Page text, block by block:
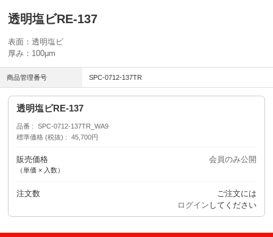
透明塩ビRE-137
表面：透明塩ビ
厚み：100μm
商品管理番号 SPC-0712-137TR
透明塩ビRE-137
品番
SPC-0712-137TR_WA9
標準価格 (税抜)
45,700円
販売価格
（単価 × 入数）
会員のみ公開
注文数
ご注文には
ログイン してください